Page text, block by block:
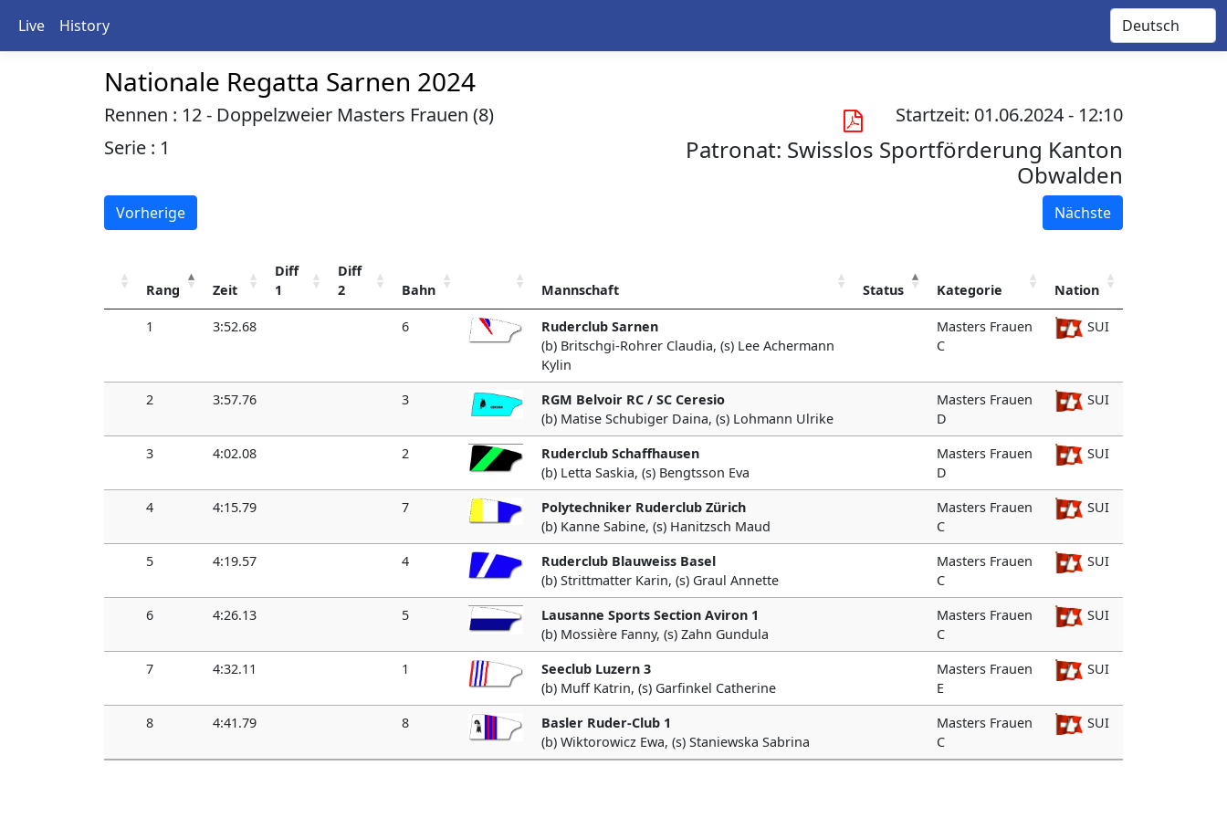
Live History
Nationale Regatta Sarnen 2024
Rennen : 12 - Doppelzweier Masters Frauen (8)
Startzeit: 01.06.2024 - 12:10
Serie : 1
Patronat: Swisslos Sportförderung Kanton
Obwalden
Vorherige Nächste
Rang Zeit
Diff
1
Diff
2
Bahn Mannschaft Status Kategorie Nation
1 3:52.68 6
Ruderclub Sarnen
(b) Britschgi-Rohrer Claudia, (s) Lee Achermann
Kylin
Masters Frauen
C
SUI
2 3:57.76 3
RGM Belvoir RC / SC Ceresio
(b) Matise Schubiger Daina, (s) Lohmann Ulrike
Masters Frauen
D
SUI
3 4:02.08 2
Ruderclub Schaffhausen
(b) Letta Saskia, (s) Bengtsson Eva
Masters Frauen
D
SUI
4 4:15.79 7
Polytechniker Ruderclub Zürich
(b) Kanne Sabine, (s) Hanitzsch Maud
Masters Frauen
C
SUI
5 4:19.57 4
Ruderclub Blauweiss Basel
(b) Strittmatter Karin, (s) Graul Annette
Masters Frauen
C
SUI
6 4:26.13 5
Lausanne Sports Section Aviron 1
(b) Mossière Fanny, (s) Zahn Gundula
Masters Frauen
C
SUI
7 4:32.11 1
Seeclub Luzern 3
(b) Muff Katrin, (s) Garfinkel Catherine
Masters Frauen
E
SUI
8 4:41.79 8
Basler Ruder-Club 1
(b) Wiktorowicz Ewa, (s) Staniewska Sabrina
Masters Frauen
C
SUI